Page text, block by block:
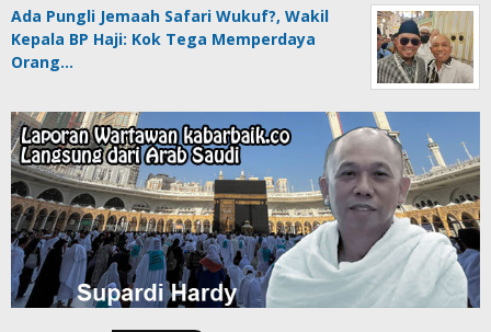
Ada Pungli Jemaah Safari Wukuf?, Wakil
Kepala BP Haji: Kok Tega Memperdaya
Orang…